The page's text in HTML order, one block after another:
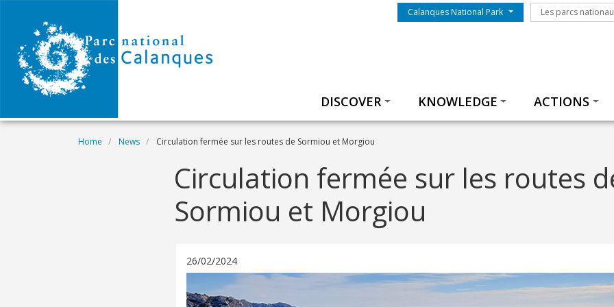
Menu du parc
Calanques National Park Les parcs
Les parcs
DISCOVER KNOWLEDGE ACTIONS
Breadcrumb
Home News Circulation fermée sur les routes de Sormiou et Morgiou
Circulation fermée sur les routes
Sormiou et Morgiou
26/02/2024